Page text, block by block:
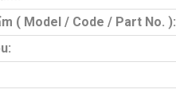
( Model / Code / Part No. ):